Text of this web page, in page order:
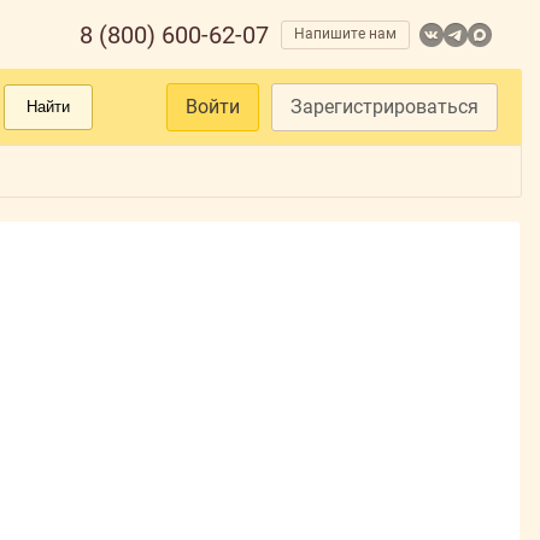
8 (800) 600-62-07 Напишите нам
Найти Войти Зарегистрироваться